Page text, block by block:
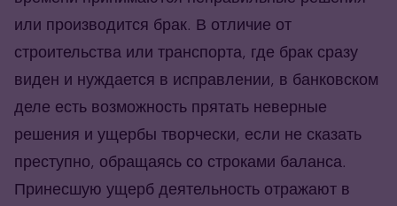
или производится брак. В отличие от
строительства или транспорта, где брак сразу
виден и нуждается в исправлении, в банковском
деле есть возможность прятать неверные
решения и ущербы творчески, если не сказать
преступно, обращаясь со строками баланса.
Принесшую ущерб деятельность отражают в